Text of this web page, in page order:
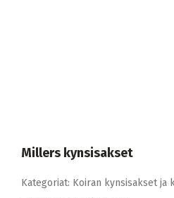
Millers kynsisakset
Kategoriat: Koiran kynsisakset ja